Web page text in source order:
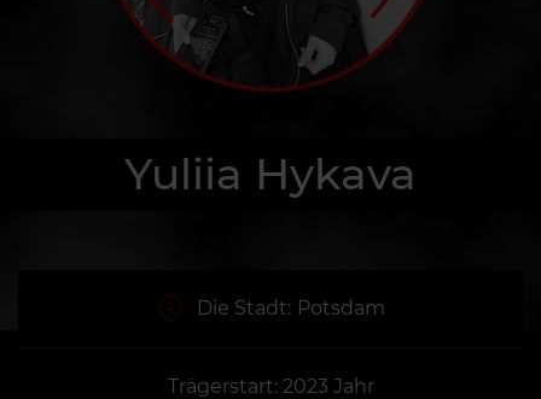
Yuliia Hykava
Die Stadt: Potsdam
Trägerstart: 2023 Jahr